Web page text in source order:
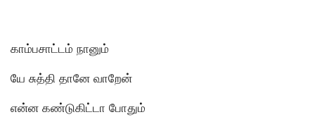
காம்பசாட்டம் நானும்
யே சுத்தி தானே வாறேன்
என்ன கண்டுகிட்டா போதும்